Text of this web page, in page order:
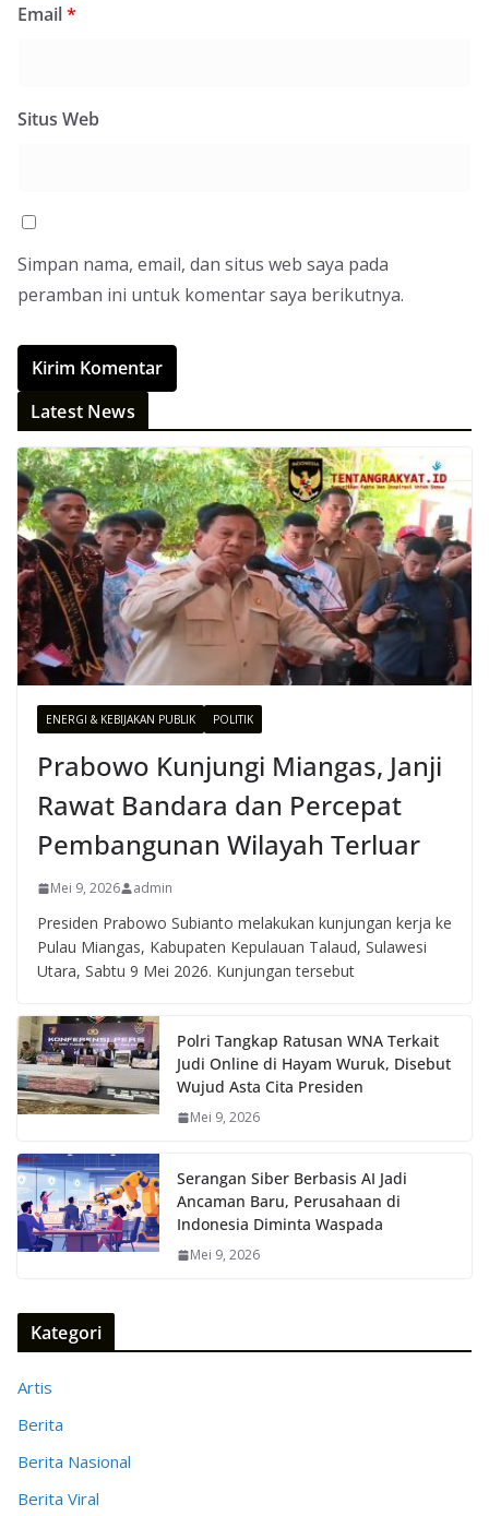
Email*
Situs Web
Simpan nama, email, dan situs web saya pada
peramban ini untuk komentar saya berikutnya.
Latest News
ENERGI & KEBIJAKAN PUBLIK POLITIK
Prabowo Kunjungi Miangas, Janji
Rawat Bandara dan Percepat
Pembangunan Wilayah Terluar
Mei 9, 2026 admin
Presiden Prabowo Subianto melakukan kunjungan kerja ke
Pulau Miangas, Kabupaten Kepulauan Talaud, Sulawesi
Utara, Sabtu 9 Mei 2026. Kunjungan tersebut
Polri Tangkap Ratusan WNA Terkait
Judi Online di Hayam Wuruk, Disebut
Wujud Asta Cita Presiden
Mei 9, 2026
Serangan Siber Berbasis AI Jadi
Ancaman Baru, Perusahaan di
Indonesia Diminta Waspada
Mei 9, 2026
Kategori
Artis
Berita
Berita Nasional
Berita Viral